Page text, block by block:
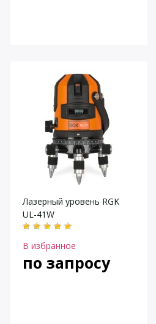
Лазерный уровень RGK
UL-41W
В избранное
по запросу